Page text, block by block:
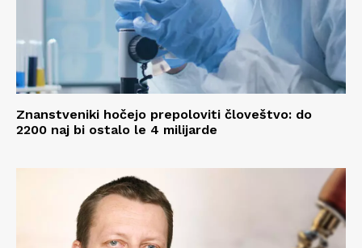
Znanstveniki hočejo prepoloviti človeštvo: do
2200 naj bi ostalo le 4 milijarde